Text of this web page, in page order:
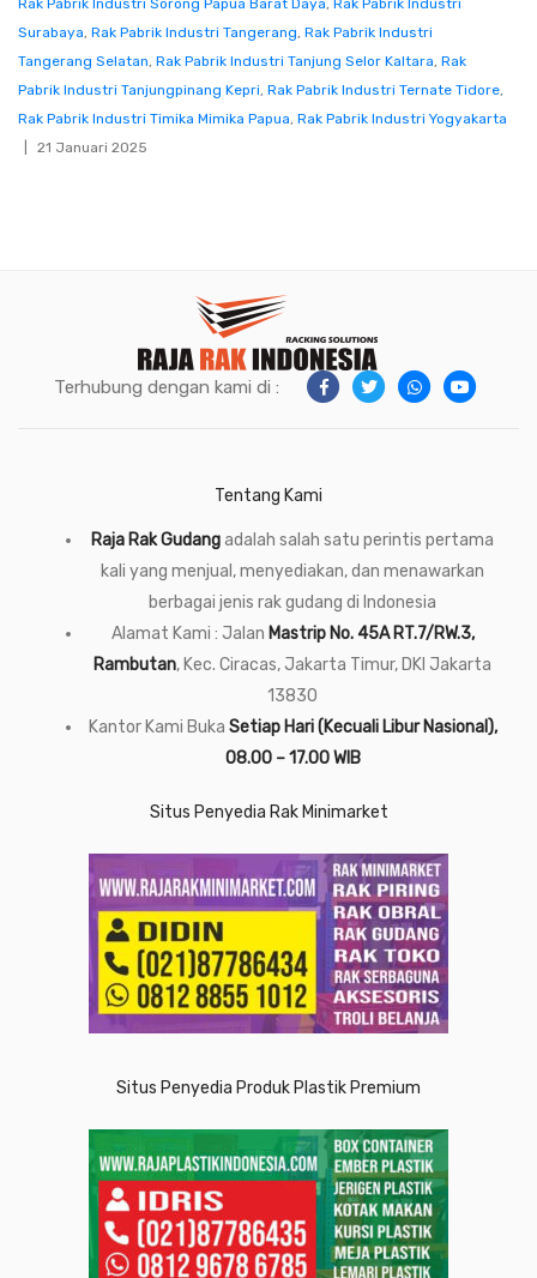
Rak Pabrik Industri Sorong Papua Barat Daya, Rak Pabrik Industri
Surabaya, Rak Pabrik Industri Tangerang, Rak Pabrik Industri
Tangerang Selatan, Rak Pabrik Industri Tanjung Selor Kaltara, Rak
Pabrik Industri Tanjungpinang Kepri, Rak Pabrik Industri Ternate Tidore,
Rak Pabrik Industri Timika Mimika Papua, Rak Pabrik Industri Yogyakarta
21 Januari 2025
Terhubung dengan kami di :
Tentang Kami
Raja Rak Gudangadalah salah satu perintis pertama
kali yang menjual, menyediakan, dan menawarkan
berbagai jenis rak gudang di Indonesia
Alamat Kami : Jalan Mastrip No. 45A RT.7/RW.3,
Rambutan, Kec. Ciracas, Jakarta Timur, DKI Jakarta
13830
Kantor Kami Buka Setiap Hari (Kecuali Libur Nasional),
08.00 – 17.00 WIB
Situs Penyedia Rak Minimarket
Situs Penyedia Produk Plastik Premium